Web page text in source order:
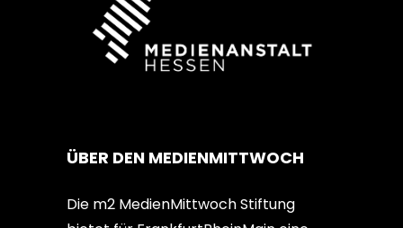
ÜBER DEN MEDIENMITTWOCH
Die m2 MedienMittwoch Stiftung